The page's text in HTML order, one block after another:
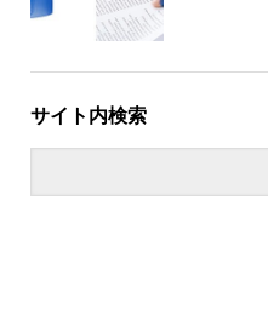
サイト内検索